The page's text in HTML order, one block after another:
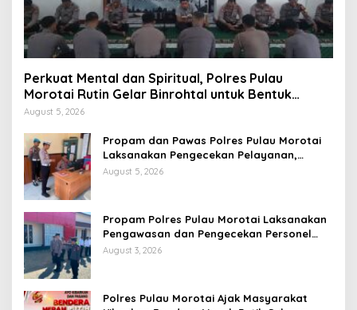
Perkuat Mental dan Spiritual, Polres Pulau
Morotai Rutin Gelar Binrohtal untuk Bentuk
Personel Berintegritas
August 5, 2026
Propam dan Pawas Polres Pulau Morotai
Laksanakan Pengecekan Pelayanan,
Pastikan Masyarakat Mendapat
August 5, 2026
Propam Polres Pulau Morotai Laksanakan
Pengawasan dan Pengecekan Personel
Saat Apel Serah Terima Piket Fungsi
August 3, 2026
Polres Pulau Morotai Ajak Masyarakat